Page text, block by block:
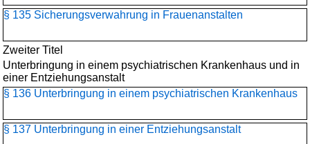
§ 135 Sicherungsverwahrung in Frauenanstalten
Zweiter Titel
Unterbringung in einem psychiatrischen Krankenhaus und in
einer Entziehungsanstalt
§ 136 Unterbringung in einem psychiatrischen Krankenhaus
§ 137 Unterbringung in einer Entziehungsanstalt